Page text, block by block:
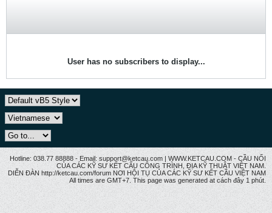
User has no subscribers to display...
Hotline: 038.77 88888 - Email: support@ketcau.com | WWW.KETCAU.COM - CẦU NỐI
CỦA CÁC KỸ SƯ KẾT CẤU CÔNG TRÌNH, ĐỊA KỸ THUẬT VIỆT NAM.
DIỄN ĐÀN http://ketcau.com/forum NƠI HỘI TỤ CỦA CÁC KỸ SƯ KẾT CÂU VIỆT NAM
All times are GMT+7. This page was generated at cách đây 1 phút.